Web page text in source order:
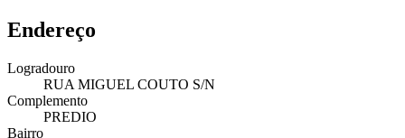
Endereço
Logradouro
RUA MIGUEL COUTO S/N
Complemento
PREDIO
Bairro